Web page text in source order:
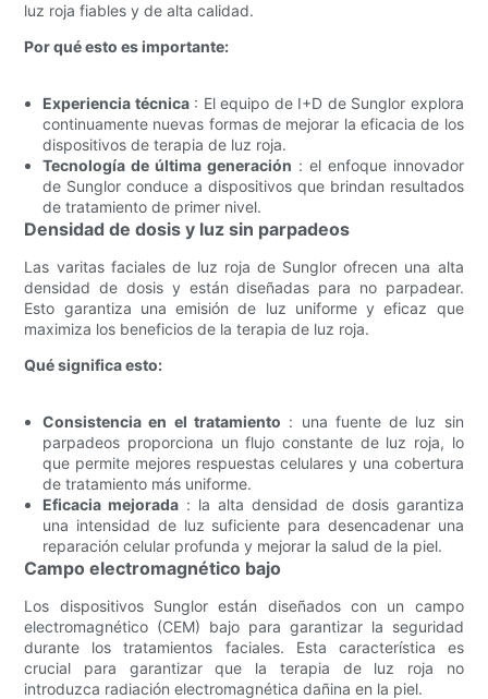
luz roja fiables y de alta calidad.
Por qué esto es importante:
Experiencia técnica: El equipo de I+D de Sunglor explora
continuamente nuevas formas de mejorar la eficacia de los
dispositivos de terapia de luz roja.
Tecnología de última generación : el enfoque innovador
de Sunglor conduce a dispositivos que brindan resultados
de tratamiento de primer nivel.
Densidad de dosis y luz sin parpadeos
Las varitas faciales de luz roja de Sunglor ofrecen una alta
densidad de dosis y están diseñadas para no parpadear.
Esto garantiza una emisión de luz uniforme y eficaz que
maximiza los beneficios de la terapia de luz roja.
Qué significa esto:
Consistencia en el tratamiento : una fuente de luz sin
parpadeos proporciona un flujo constante de luz roja, lo
que permite mejores respuestas celulares y una cobertura
de tratamiento más uniforme.
Eficacia mejorada : la alta densidad de dosis garantiza
una intensidad de luz suficiente para desencadenar una
reparación celular profunda y mejorar la salud de la piel.
Campo electromagnético bajo
Los dispositivos Sunglor están diseñados con un campo
electromagnético (CEM) bajo para garantizar la seguridad
durante los tratamientos faciales. Esta característica es
crucial para garantizar que la terapia de luz roja no
introduzca radiación electromagnética dañina en la piel.